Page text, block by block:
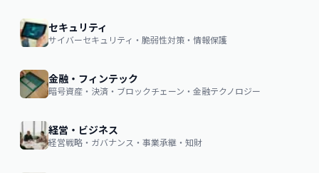
セキュリティ
サイバーセキュリティ・脆弱性対策・情報保護
金融・フィンテック
暗号資産・決済・ブロックチェーン・金融テクノロジー
経営・ビジネス
経営戦略・ガバナンス・事業承継・知財